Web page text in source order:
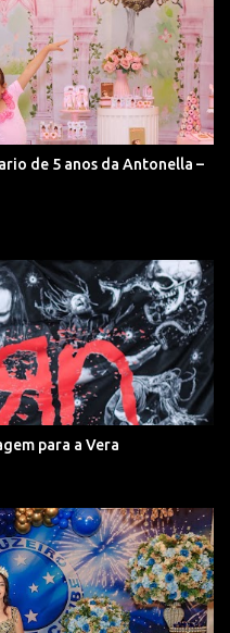
de 5 anos da Antonella –
para a Vera